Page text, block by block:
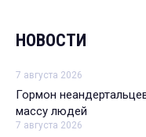
НОВОСТИ
7 августа 2026
Гормон
массу людей
7 августа 2026